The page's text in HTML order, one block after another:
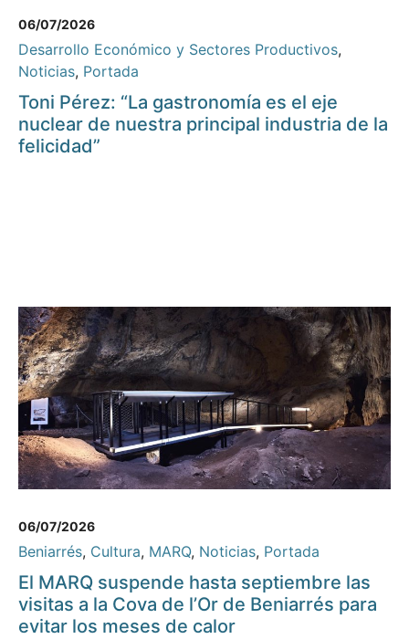
06/07/2026
Desarrollo Económico y Sectores Productivos,
Noticias, Portada
Toni Pérez: “La gastronomía es el eje
nuclear de nuestra principal industria de la
felicidad”
06/07/2026
Beniarrés, Cultura, MARQ, Noticias, Portada
El MARQ suspende hasta septiembre las
visitas a la Cova de l’Or de Beniarrés para
evitar los meses de calor